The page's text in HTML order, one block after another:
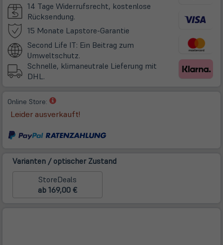
14 Tage Widerrufsrecht, kostenlose
Rücksendung.
15 Monate Lapstore-Garantie
neuem
Second Life IT: Ein Beitrag zum
Umweltschutz.
Schnelle, klimaneutrale Lieferung mit
DHL.
Online Store:
(öffnet
in
neuem
Leider ausverkauft!
Varianten / optischer Zustand
StoreDeals
ab 169,00 €